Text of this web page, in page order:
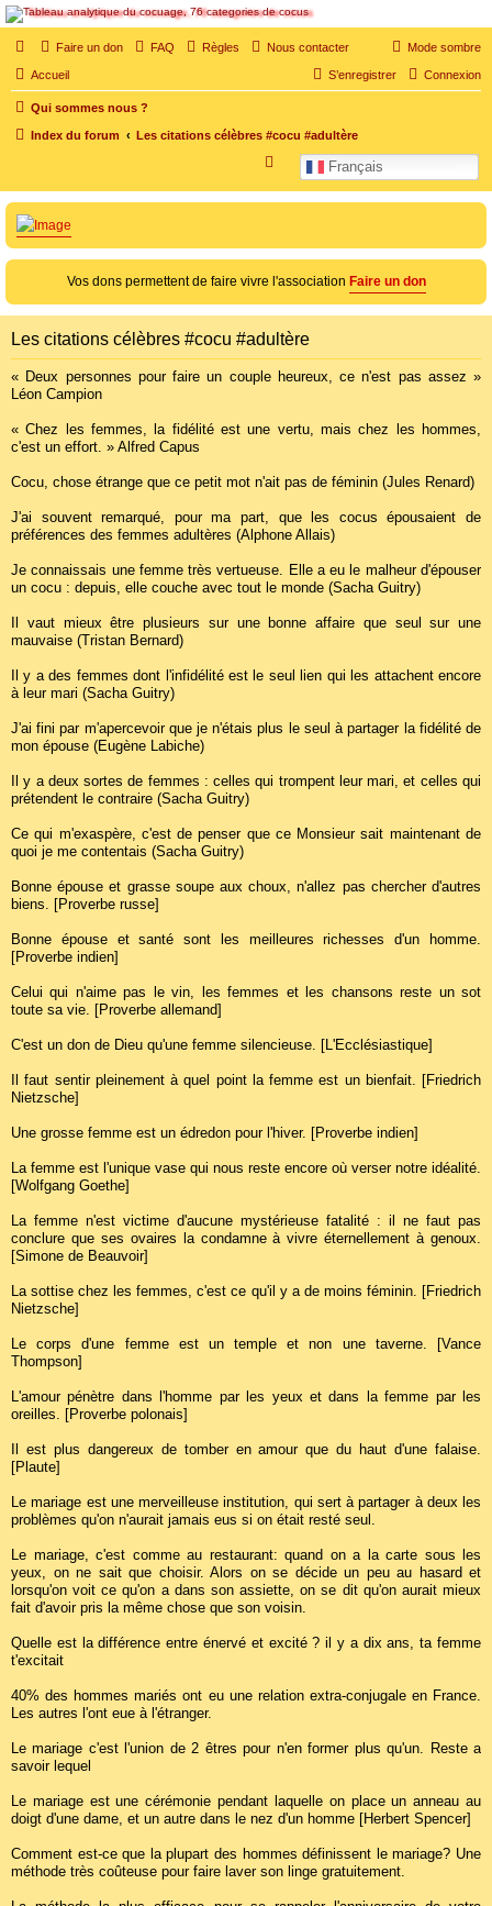
SOS cocu
SOS cocu est une association loi 1901 dont l'objet est le soutien aux victimes d'adultère.
Pouvoir parler, se confier, recevoir un soutien moral pour traverser une situation
Mode sombre
Faire un don FAQ Règles Nous contacter
Accueil Connexion
S’enregistrer
Qui sommes nous ?
Index du forum Les citations célèbres #cocu #adultère
Français
c
h
e
Vos dons permettent de faire vivre l'association Faire un don
Les citations célèbres #cocu #adultère
« Deux personnes pour faire un couple heureux, ce n'est pas assez »
Léon Campion
« Chez les femmes, la fidélité est une vertu, mais chez les hommes,
c'est un effort. » Alfred Capus
Cocu, chose étrange que ce petit mot n'ait pas de féminin (Jules Renard)
J'ai souvent remarqué, pour ma part, que les cocus épousaient de
préférences des femmes adultères (Alphone Allais)
Je connaissais une femme très vertueuse. Elle a eu le malheur d'épouser
un cocu : depuis, elle couche avec tout le monde (Sacha Guitry)
Il vaut mieux être plusieurs sur une bonne affaire que seul sur une
mauvaise (Tristan Bernard)
Il y a des femmes dont l'infidélité est le seul lien qui les attachent encore
à leur mari (Sacha Guitry)
J'ai fini par m'apercevoir que je n'étais plus le seul à partager la fidélité de
mon épouse (Eugène Labiche)
Il y a deux sortes de femmes : celles qui trompent leur mari, et celles qui
prétendent le contraire (Sacha Guitry)
Ce qui m'exaspère, c'est de penser que ce Monsieur sait maintenant de
quoi je me contentais (Sacha Guitry)
Bonne épouse et grasse soupe aux choux, n'allez pas chercher d'autres
biens. [Proverbe russe]
Bonne épouse et santé sont les meilleures richesses d'un homme.
[Proverbe indien]
Celui qui n'aime pas le vin, les femmes et les chansons reste un sot
toute sa vie. [Proverbe allemand]
C'est un don de Dieu qu'une femme silencieuse. [L'Ecclésiastique]
Il faut sentir pleinement à quel point la femme est un bienfait. [Friedrich
Nietzsche]
Une grosse femme est un édredon pour l'hiver. [Proverbe indien]
La femme est l'unique vase qui nous reste encore où verser notre idéalité.
[Wolfgang Goethe]
La femme n'est victime d'aucune mystérieuse fatalité : il ne faut pas
conclure que ses ovaires la condamne à vivre éternellement à genoux.
[Simone de Beauvoir]
La sottise chez les femmes, c'est ce qu'il y a de moins féminin. [Friedrich
Nietzsche]
Le corps d'une femme est un temple et non une taverne. [Vance
Thompson]
L'amour pénètre dans l'homme par les yeux et dans la femme par les
oreilles. [Proverbe polonais]
Il est plus dangereux de tomber en amour que du haut d'une falaise.
[Plaute]
Le mariage est une merveilleuse institution, qui sert à partager à deux les
problèmes qu'on n'aurait jamais eus si on était resté seul.
Le mariage, c'est comme au restaurant: quand on a la carte sous les
yeux, on ne sait que choisir. Alors on se décide un peu au hasard et
lorsqu'on voit ce qu'on a dans son assiette, on se dit qu'on aurait mieux
fait d'avoir pris la même chose que son voisin.
Quelle est la différence entre énervé et excité ? il y a dix ans, ta femme
t'excitait
40% des hommes mariés ont eu une relation extra-conjugale en France.
Les autres l'ont eue à l'étranger.
Le mariage c'est l'union de 2 êtres pour n'en former plus qu'un. Reste a
savoir lequel
Le mariage est une cérémonie pendant laquelle on place un anneau au
doigt d'une dame, et un autre dans le nez d'un homme [Herbert Spencer]
Comment est-ce que la plupart des hommes définissent le mariage? Une
méthode très coûteuse pour faire laver son linge gratuitement.